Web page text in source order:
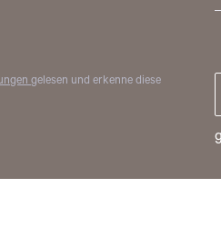
gelesen und erkenne diese